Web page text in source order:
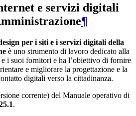
e servizi digitali
¶
per i siti e i servizi digitali della
è uno strumento di lavoro dedicato alla
i suoi fornitori e ha l’obiettivo di fornire
e migliorare la progettazione e la
digitali verso la cittadinanza.
corrente) del Manuale operativo di
.